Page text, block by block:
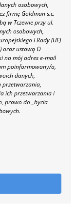
osobowych,
firmę Goldman s.c.
w Tczewie przy ul.
osobowych,
i Rady (UE)
oraz ustawą O
na mój adres e-mail
poinformowany/a,
danych,
przetwarzania,
ich przetwarzania i
prawo do „bycia